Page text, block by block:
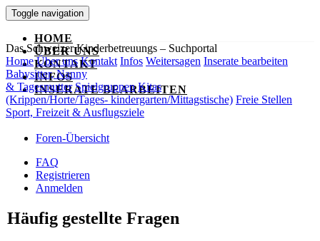
Toggle navigation
HOME
ÜBER UNS
KONTAKT
INFOS
INSERATE BEARBEITEN
Das Schweizer Kinderbetreuungs – Suchportal
Home Über uns Kontakt Infos Weitersagen Inserate bearbeiten
Babysitter, Nanny
& Tagesmutter Spielgruppen Kitas
(Krippen/Horte/Tages- kindergarten/Mittagstische) Freie Stellen
Sport, Freizeit & Ausflugsziele
Foren-Übersicht
FAQ
Registrieren
Anmelden
Häufig gestellte Fragen